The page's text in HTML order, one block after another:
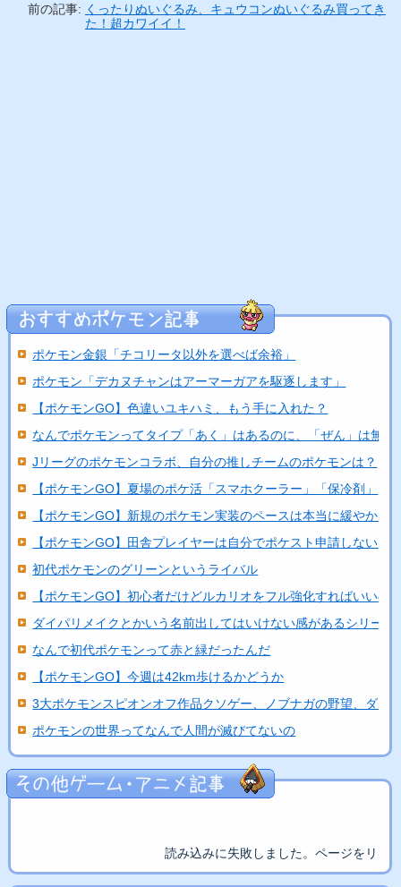
前の記事: くったりぬいぐるみ、キュウコンぬいぐるみ買ってき
た！超カワイイ！
ポケモン金銀「チコリータ以外を選べば余裕」
ポケモン「デカヌチャンはアーマーガアを駆逐します」
【ポケモンGO】色違いユキハミ、もう手に入れた？
なんでポケモンってタイプ「あく」はあるのに、「ぜん」は無い
Jリーグのポケモンコラボ、自分の推しチームのポケモンは？
【ポケモンGO】夏場のポケ活「スマホクーラー」「保冷剤」
【ポケモンGO】新規のポケモン実装のペースは本当に緩やかに...
【ポケモンGO】田舎プレイヤーは自分でポケスト申請しないと
初代ポケモンのグリーンというライバル
【ポケモンGO】初心者だけどルカリオをフル強化すればいいの
ダイパリメイクとかいう名前出してはいけない感があるシリーズ
なんで初代ポケモンって赤と緑だったんだ
【ポケモンGO】今週は42km歩けるかどうか
3大ポケモンスピオンオフ作品クソゲー、ノブナガの野望、ダッ...
ポケモンの世界ってなんで人間が滅びてないの
読み込みに失敗しました。ページをリロ